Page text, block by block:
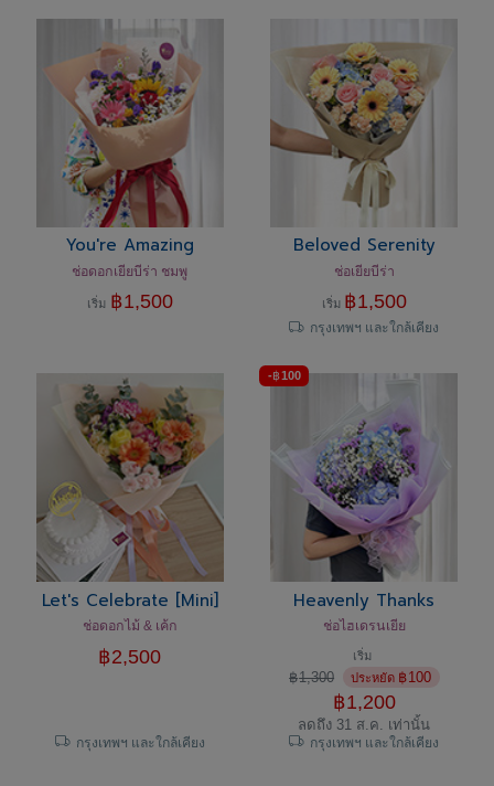
You're Amazing
ช่อดอกเยียบีร่า ชมพู
เริ่ม ฿1,500
Beloved Serenity
ช่อเยียบีร่า
เริ่ม ฿1,500
กรุงเทพฯ และใกล้เคียง
Let's Celebrate [mini]
ช่อดอกไม้ & เค้ก
฿2,500
กรุงเทพฯ และใกล้เคียง
-฿100
Heavenly Thanks
ช่อไฮเดรนเยีย
เริ่ม
฿1,300 ประหยัด ฿100
฿1,200
ลดถึง 31 ส.ค. เท่านั้น
กรุงเทพฯ และใกล้เคียง